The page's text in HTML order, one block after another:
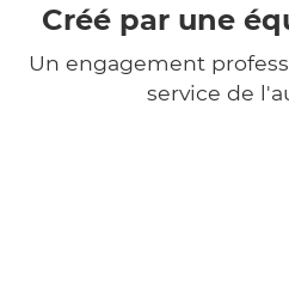
Créé par une
Un engagement
service de